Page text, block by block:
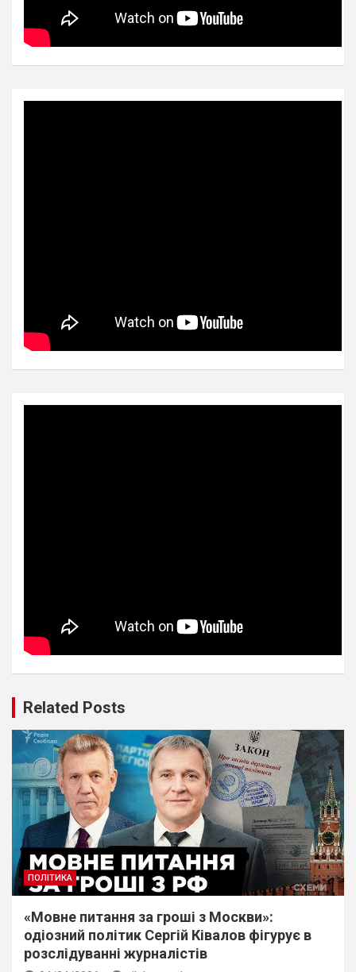
Related Posts
ПОЛІТИКА
«Мовне питання за гроші з Москви»:
одіозний політик Сергій Ківалов фігурує в
розслідуванні журналістів